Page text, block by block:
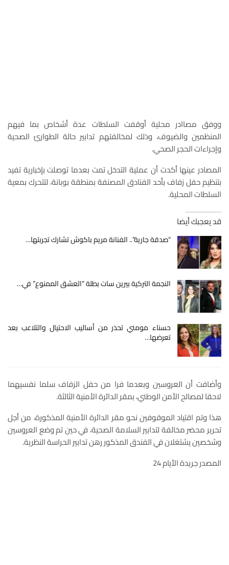
ووفق مصاادر محلية أوقفت السلطات عدة أشخاص بما فيهم
المنظمين والضيوف، وذلك لمخالفتهم تدابير حالة الطوارئ الصحية
وإجراءات الحجر الصحي.
المصادر عينها أكدت أن عملية التدخل تمت بعدما توصلت بإخبارية تفيد
بتنظيم حفل زفاف بأحد الفنادق المصنفة بمنطقة بوبانة، لتتحرك بمعية
السلطات المحلية.
قد يعجبك أيضا
“صدقة جارية”.. الفنانة مريم باكوش تشارك تجربتها…
النجمة التركية بيرين سات بطلة “العشق الممنوع” في…
حسناء مومني تحذر من أساليب الاحتيال والتلاعب بعد
تعرضها…
وأضافت أن العروسين وبعدما فرا من حفل الزفاف سلما نفسيهما
لاحقا لمصالح الأمن الوطني، بمقر الدائرة الأمنية الثالثة.
هذا وتم اقتياد الموقوفين نحو مقر الدائرة الأمنية المذكورة، من أجل
تحرير محضر مخالفة لتدابير السلامة الصحية، في حين تم وضع العروسين
وشخصين يشتغلان في الفندق المذكور رهن تدابير الحراسة النظرية.
المصدر جريدة الأيام 24